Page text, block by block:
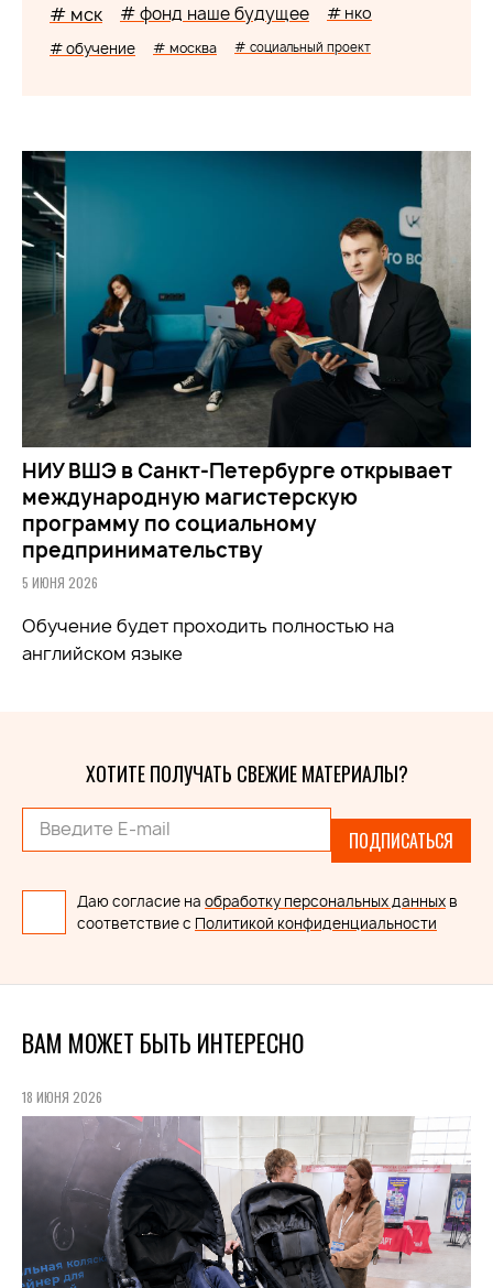
# мск # фонд наше будущее # нко
# обучение # москва # социальный проект
НИУ ВШЭ в Санкт-Петербурге открывает
международную магистерскую
программу по социальному
предпринимательству
5 ИЮНЯ 2026
Обучение будет проходить полностью на
английском языке
ХОТИТЕ ПОЛУЧАТЬ СВЕЖИЕ МАТЕРИАЛЫ?
ПОДПИСАТЬСЯ
Даю согласие на обработку персональных данных в
соответствие с Политикой конфиденциальности
ВАМ МОЖЕТ БЫТЬ ИНТЕРЕСНО
18 ИЮНЯ 2026